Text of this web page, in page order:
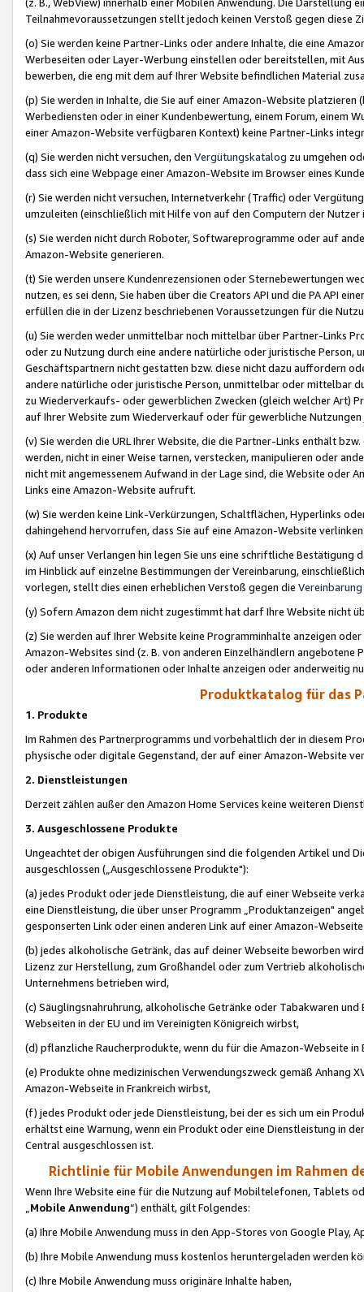
Teilnahmevoraussetzungen stellt jedoch keinen Verstoß gegen diese
(o) Sie werden keine Partner-Links oder andere Inhalte, die eine
Werbeseiten oder Layer-Werbung einstellen oder bereitstellen, mit
bewerben, die eng mit dem auf Ihrer Website befindlichen Material
(p) Sie werden in Inhalte, die Sie auf einer Amazon-Website
Werbediensten oder in einer Kundenbewertung, einem Forum, einem
einer Amazon-Website verfügbaren Kontext) keine Partner-Links
(q) Sie werden nicht versuchen, den Vergütungskatalog zu umgehen
dass sich eine Webpage einer Amazon-Website im Browser eines
(r) Sie werden nicht versuchen, Internetverkehr (Traffic) oder
umzuleiten (einschließlich mit Hilfe von auf den Computern der
(s) Sie werden nicht durch Roboter, Softwareprogramme oder auf
Amazon-Website generieren.
(t) Sie werden unsere Kundenrezensionen oder Sternebewertungen
nutzen, es sei denn, Sie haben über die Creators API und die PA API
erfüllen die in der Lizenz beschriebenen Voraussetzungen für die
(u) Sie werden weder unmittelbar noch mittelbar über Partner-Links
oder zu Nutzung durch eine andere natürliche oder juristische
Geschäftspartnern nicht gestatten bzw. diese nicht dazu auffordern
andere natürliche oder juristische Person, unmittelbar oder mittelbar
zu Wiederverkaufs- oder gewerblichen Zwecken (gleich welcher Art)
auf Ihrer Website zum Wiederverkauf oder für gewerbliche
(v) Sie werden die URL Ihrer Website, die die Partner-Links enthält
werden, nicht in einer Weise tarnen, verstecken, manipulieren oder
nicht mit angemessenem Aufwand in der Lage sind, die Website oder
Links eine Amazon-Website aufruft.
(w) Sie werden keine Link-Verkürzungen, Schaltflächen, Hyperlinks
dahingehend hervorrufen, dass Sie auf eine Amazon-Website
(x) Auf unser Verlangen hin legen Sie uns eine schriftliche
im Hinblick auf einzelne Bestimmungen der Vereinbarung,
vorlegen, stellt dies einen erheblichen Verstoß gegen die Vereinbarung
(y) Sofern Amazon dem nicht zugestimmt hat darf Ihre Website nicht
(z) Sie werden auf Ihrer Website keine Programminhalte anzeigen
Amazon-Websites sind (z. B. von anderen Einzelhändlern
oder anderen Informationen oder Inhalte anzeigen oder anderweitig
Produktkatalog für das
1. Produkte
Im Rahmen des Partnerprogramms und vorbehaltlich der in diesem
physische oder digitale Gegenstand, der auf einer Amazon-Website
2. Dienstleistungen
Derzeit zählen außer den Amazon Home Services keine weiteren
3. Ausgeschlossene Produkte
Ungeachtet der obigen Ausführungen sind die folgenden Artikel und
ausgeschlossen („Ausgeschlossene Produkte"):
(a) jedes Produkt oder jede Dienstleistung, die auf einer Webseite
eine Dienstleistung, die über unser Programm „Produktanzeigen"
gesponserten Link oder einen anderen Link auf einer Amazon-
(b) jedes alkoholische Getränk, das auf deiner Webseite beworben
Lizenz zur Herstellung, zum Großhandel oder zum Vertrieb
Unternehmens betrieben wird,
(c) Säuglingsnahruhrung, alkoholische Getränke oder Tabakwaren
Webseiten in der EU und im Vereinigten Königreich wirbst,
(d) pflanzliche Raucherprodukte, wenn du für die Amazon-Webseite in
(e) Produkte ohne medizinischen Verwendungszweck gemäß Anhang
Amazon-Webseite in Frankreich wirbst,
(f) jedes Produkt oder jede Dienstleistung, bei der es sich um ein
erhältst eine Warnung, wenn ein Produkt oder eine Dienstleistung in
Central ausgeschlossen ist.
Richtlinie für Mobile Anwendungen im Rahmen
Wenn Ihre Website eine für die Nutzung auf Mobiltelefonen, Tablets
„Mobile Anwendung“) enthält, gilt Folgendes:
(a) Ihre Mobile Anwendung muss in den App-Stores von Google Play,
(b) Ihre Mobile Anwendung muss kostenlos heruntergeladen werden
(c) Ihre Mobile Anwendung muss originäre Inhalte haben,